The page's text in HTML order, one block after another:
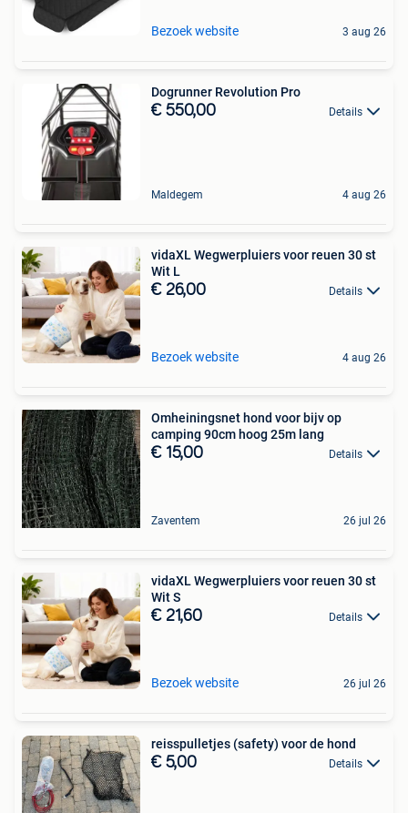
Bezoek website 3 aug 26
Dogrunner Revolution Pro
€ 550,00 Details
Maldegem 4 aug 26
vidaXL Wegwerpluiers voor reuen 30 st
Wit L
€ 26,00 Details
Bezoek website 4 aug 26
Omheiningsnet hond voor bijv op
camping 90cm hoog 25m lang
€ 15,00 Details
Zaventem 26 jul 26
vidaXL Wegwerpluiers voor reuen 30 st
Wit S
€ 21,60 Details
Bezoek website 26 jul 26
reisspulletjes (safety) voor de hond
€ 5,00 Details